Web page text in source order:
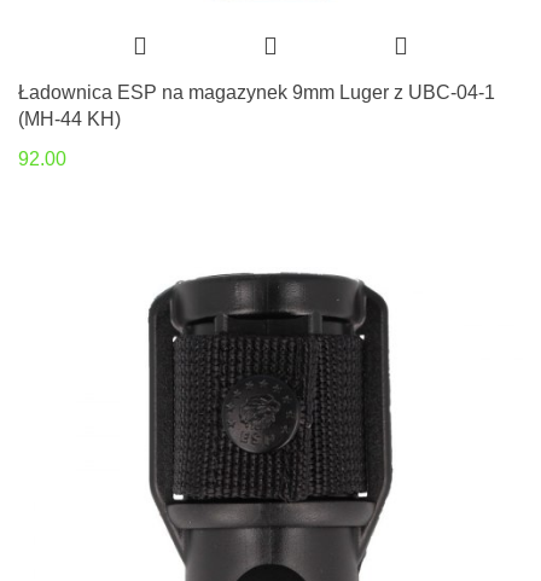
Ładownica ESP na magazynek 9mm Luger z UBC-04-1
(MH-44 KH)
92.00